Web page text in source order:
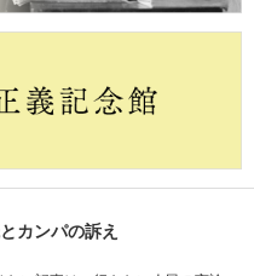
カンパの訴え